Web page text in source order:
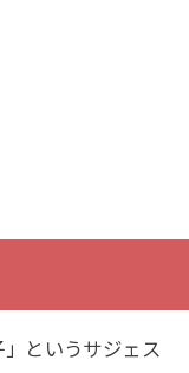
というサジェス